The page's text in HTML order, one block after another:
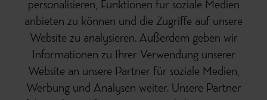
personalisieren, Funktionen für soziale Medien
anbieten zu können und die Zugriffe auf unsere
Website zu analysieren. Außerdem geben wir
Informationen zu Ihrer Verwendung unserer
Website an unsere Partner für soziale Medien,
Werbung und Analysen weiter. Unsere Partner